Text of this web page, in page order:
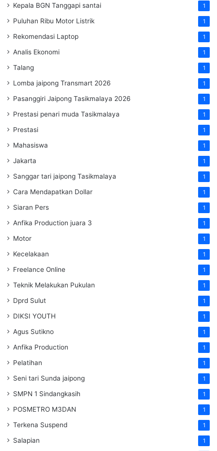
Kepala BGN Tanggapi santai 1
Puluhan Ribu Motor Listrik 1
Rekomendasi Laptop 1
Analis Ekonomi 1
Talang 1
Lomba jaipong Transmart 2026 1
Pasanggiri Jaipong Tasikmalaya 2026 1
Prestasi penari muda Tasikmalaya 1
Prestasi 1
Mahasiswa 1
Jakarta 1
Sanggar tari jaipong Tasikmalaya 1
Cara Mendapatkan Dollar 1
Siaran Pers 1
Anfika Production juara 3 1
Motor 1
Kecelakaan 1
Freelance Online 1
Teknik Melakukan Pukulan 1
Dprd Sulut 1
DIKSI YOUTH 1
Agus Sutikno 1
Anfika Production 1
Pelatihan 1
Seni tari Sunda jaipong 1
SMPN 1 Sindangkasih 1
POSMETRO M3DAN 1
Terkena Suspend 1
Salapian 1